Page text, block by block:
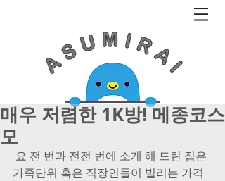
매우 저렴한 1K방! 메종코스
모
가족단위 혹은 직장인들이 빌리는 가격